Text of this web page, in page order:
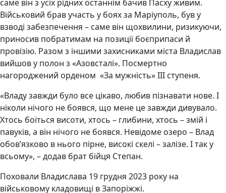
саме він з усіх рідних останнім бачив Пасху живим.
Військовий брав участь у боях за Маріуполь, був у
взводі забезпечення – саме він щохвилини, ризикуючи,
приносив побратимам на позиції боєприпаси й
провізію. Разом з іншими захисниками міста Владислав
вийшов у полон з «Азовсталі». Посмертно
нагороджений орденом «За мужність» ІІІ ступеня.
«Владу завжди було все цікаво, любив пізнавати нове. І
ніколи нічого не боявся, що мене це завжди дивувало.
Хтось боїться висоти, хтось – глибини, хтось – змій і
павуків, а він нічого не боявся. Невідоме озеро – Влад
обов’язково в нього пірне, високі скелі – залізе. І так у
всьому», – додав брат бійця Степан.
Поховали Владислава 19 грудня 2023 року на
військовому кладовищі в Запоріжжі.